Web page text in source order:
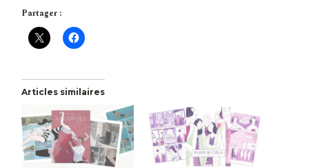
Partager :
Articles similaires